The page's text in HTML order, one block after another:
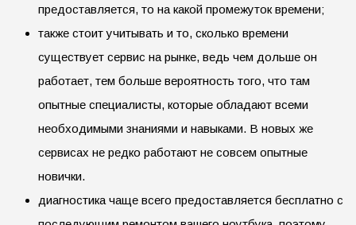
предоставляется, то на какой промежуток времени;
также стоит учитывать и то, сколько времени
существует сервис на рынке, ведь чем дольше он
работает, тем больше вероятность того, что там
опытные специалисты, которые обладают всеми
необходимыми знаниями и навыками. В новых же
сервисах не редко работают не совсем опытные
новички.
диагностика чаще всего предоставляется бесплатно с